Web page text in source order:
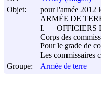
Objet:
pour l'année 2012
ARMÉE DE
I. ― OFFICIERS
Corps des
Pour le grade de
Les commissaires
Groupe:
Armée de terre